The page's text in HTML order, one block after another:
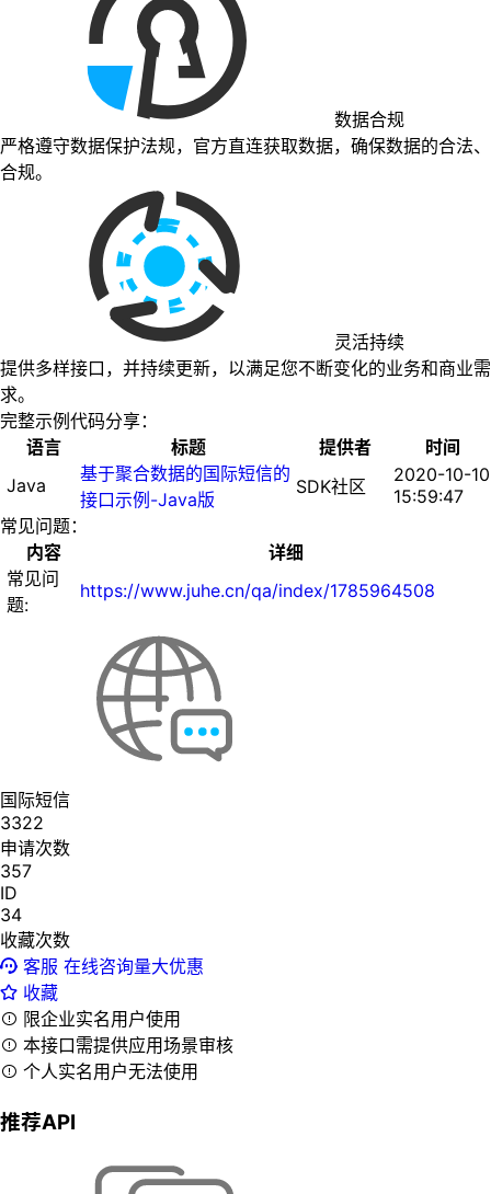
数据合规
严格遵守数据保护法规，官方直连获取数据，确保数据的合法、
合规。
灵活持续
提供多样接口，并持续更新，以满足您不断变化的业务和商业需
求。
完整示例代码分享：
语言
标题 提供者
时间
Java
基于聚合数据的国际短信的
接口示例-Java版
SDK社区
2020-10-10
15:59:47
常见问题：
内容
详细
常见问
题:
https://www.juhe.cn/qa/index/1785964508
国际短信
3322
申请次数
357
ID
34
收藏次数
客服 在线咨询量大优惠
收藏
限企业实名用户使用
本接口需提供应用场景审核
个人实名用户无法使用
推荐API